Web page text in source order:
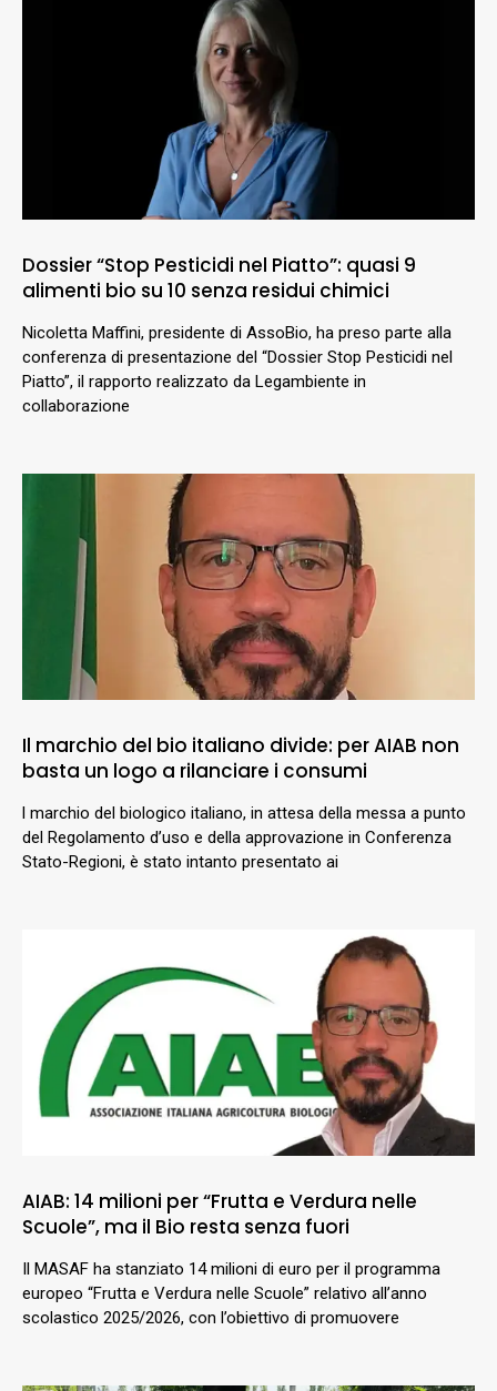
Dossier “Stop Pesticidi nel Piatto”: quasi 9
alimenti bio su 10 senza residui chimici
Nicoletta Maffini, presidente di AssoBio, ha preso parte alla
conferenza di presentazione del “Dossier Stop Pesticidi nel
Piatto”, il rapporto realizzato da Legambiente in
collaborazione
Il marchio del bio italiano divide: per AIAB non
basta un logo a rilanciare i consumi
l marchio del biologico italiano, in attesa della messa a punto
del Regolamento d’uso e della approvazione in Conferenza
Stato-Regioni, è stato intanto presentato ai
AIAB: 14 milioni per “Frutta e Verdura nelle
Scuole”, ma il Bio resta senza fuori
Il MASAF ha stanziato 14 milioni di euro per il programma
europeo “Frutta e Verdura nelle Scuole” relativo all’anno
scolastico 2025/2026, con l’obiettivo di promuovere